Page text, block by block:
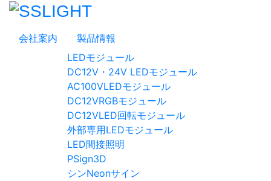
会社案内
製品情報
LEDモジュール
DC12V・24V LEDモジュール
AC100VLEDモジュール
DC12VRGBモジュール
DC12VLED回転モジュール
外部専用LEDモジュール
LED間接照明
PSign3D
シンNeonサイン